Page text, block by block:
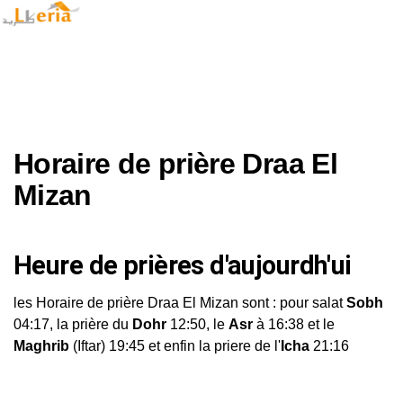
Horaire de prière Draa El
Mizan
Heure de prières d'aujourdh'ui
les Horaire de prière Draa El Mizan sont : pour salatSobh
04:17, la prière du Dohr 12:50, le Asr à 16:38 et le
Maghrib (Iftar) 19:45 et enfin la priere de l' Icha 21:16